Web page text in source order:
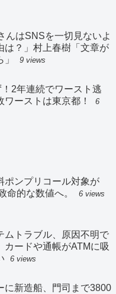
んはSNSを一切見ないよ
は？」村上春樹「文章が
9 views
2年連続でワースト逃
ーストは東京都！
6
ポンプリコール対象が
命的な数値へ。
6 views
ムトラブル、原因不明で
ードや通帳がATMに吸
6 views
に新造船、門司まで3800